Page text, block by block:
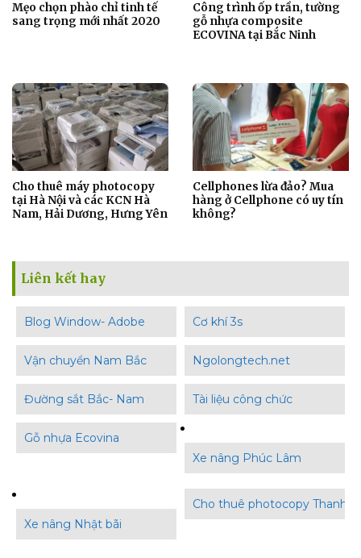
Mẹo chọn phào chỉ tinh tế
sang trọng mới nhất 2020
Công trình ốp trần, tường
gỗ nhựa composite
ECOVINA tại Bắc Ninh
Cho thuê máy photocopy
tại Hà Nội và các KCN Hà
Nam, Hải Dương, Hưng Yên
Cellphones lừa đảo? Mua
hàng ở Cellphone có uy tín
không?
Liên kết hay
Blog Window- Adobe Cơ khí 3s
Vận chuyển Nam Bắc Ngolongtech.net
Đường sắt Bắc- Nam Tài liệu công chức
Gỗ nhựa Ecovina
Xe nâng Phúc Lâm
Xe nâng Nhật bãi
Cho thuê photocopy Thanh